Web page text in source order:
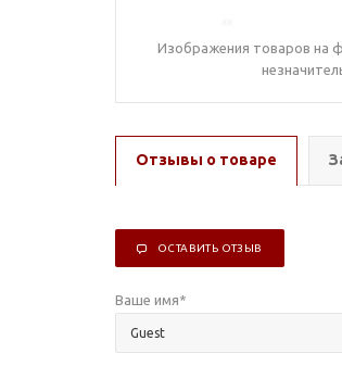
Изображения товаров на
Отзывы о товаре
ОСТАВИТЬ ОТЗЫВ
Ваше имя*